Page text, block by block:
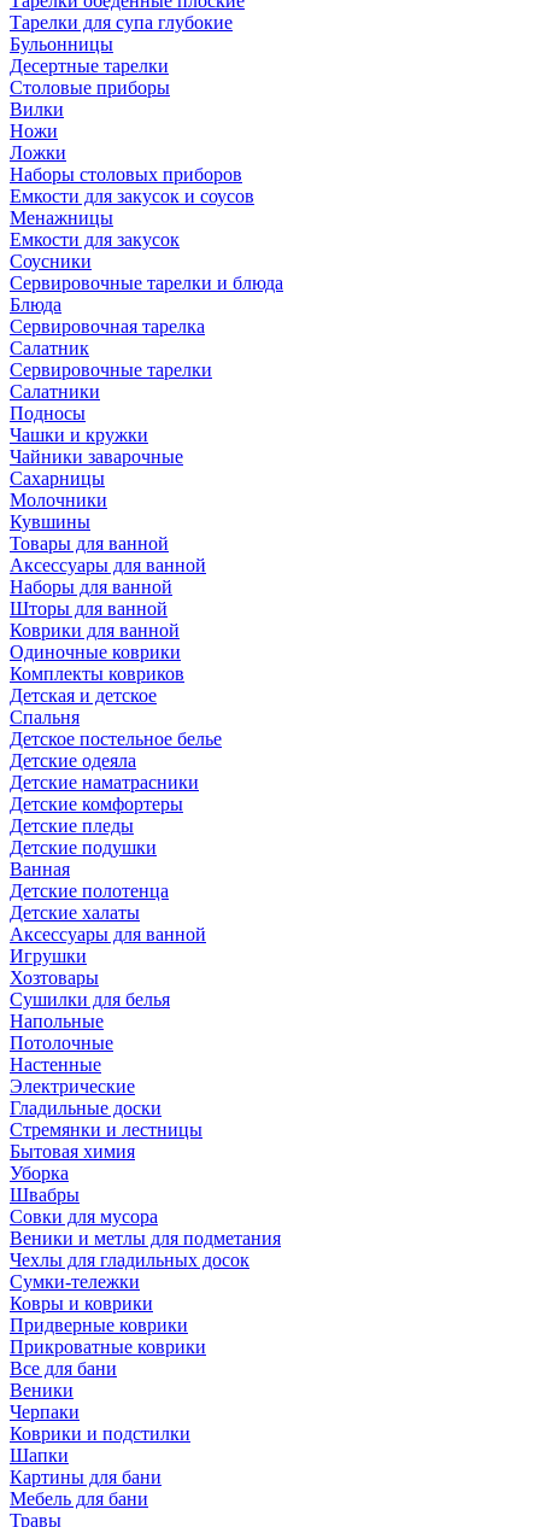
Тарелки для супа глубокие
Бульонницы
Десертные тарелки
Столовые приборы
Вилки
Ножи
Ложки
Наборы столовых приборов
Емкости для закусок и соусов
Менажницы
Емкости для закусок
Соусники
Сервировочные тарелки и блюда
Блюда
Сервировочная тарелка
Салатник
Сервировочные тарелки
Салатники
Подносы
Чашки и кружки
Чайники заварочные
Сахарницы
Молочники
Кувшины
Товары для ванной
Аксессуары для ванной
Наборы для ванной
Шторы для ванной
Коврики для ванной
Одиночные коврики
Комплекты ковриков
Детская и детское
Спальня
Детское постельное белье
Детские одеяла
Детские наматрасники
Детские комфортеры
Детские пледы
Детские подушки
Ванная
Детские полотенца
Детские халаты
Аксессуары для ванной
Игрушки
Хозтовары
Сушилки для белья
Напольные
Потолочные
Настенные
Электрические
Гладильные доски
Стремянки и лестницы
Бытовая химия
Уборка
Швабры
Совки для мусора
Веники и метлы для подметания
Чехлы для гладильных досок
Сумки-тележки
Ковры и коврики
Придверные коврики
Прикроватные коврики
Все для бани
Веники
Черпаки
Коврики и подстилки
Шапки
Картины для бани
Мебель для бани
Травы